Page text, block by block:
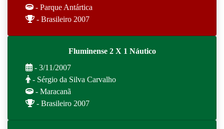
- Parque Antártica
- Brasileiro 2007
Fluminense 2 X 1 Náutico
- 3/11/2007
- Sérgio da Silva Carvalho
- Maracanã
- Brasileiro 2007